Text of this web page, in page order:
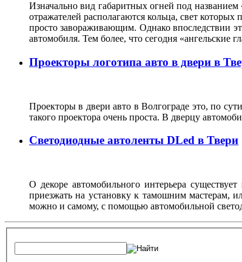
Изначально вид габаритных огней под названием
отражателей располагаются кольца, свет
просто завораживающим. Однако впоследствии
автомобиля. Тем более, что сегодня
Проекторы логотипа авто в двери в
Проекторы в двери авто в Волгограде это, по
такого проектора очень проста. В дверцу
Светодиодные автоленты DLed в Твери
О декоре автомобильного интерьера
приезжать на установку к тамошним мастерам,
можно и самому, с помощью автомобильной